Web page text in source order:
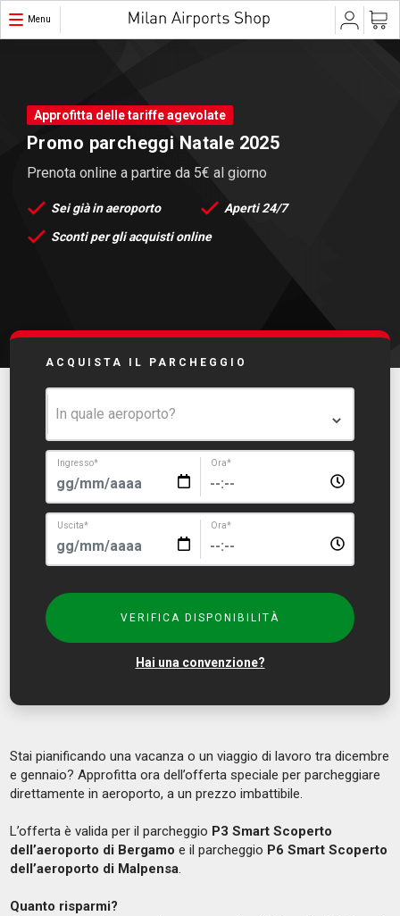
Menu
Approfitta delle tariffe agevolate
Promo parcheggi Natale 2025
Prenota online a partire da 5€ al giorno
Sei già in aeroporto
Aperti 24/7
Sconti per gli acquisti online
Stai pianificando una vacanza o un viaggio di lavoro tra dicembre
e gennaio? Approfitta ora dell’offerta speciale per parcheggiare
direttamente in aeroporto, a un prezzo imbattibile.
L’offerta è valida per il parcheggio P3 Smart Scoperto
dell’aeroporto di Bergamo e il parcheggio P6 Smart Scoperto
dell’aeroporto di Malpensa.
Quanto risparmi?
ACQUISTA IL PARCHEGGIO
In quale aeroporto?
Ingresso* Ora*
Uscita* Ora*
VERIFICA DISPONIBILITÀ
Hai una convenzione?